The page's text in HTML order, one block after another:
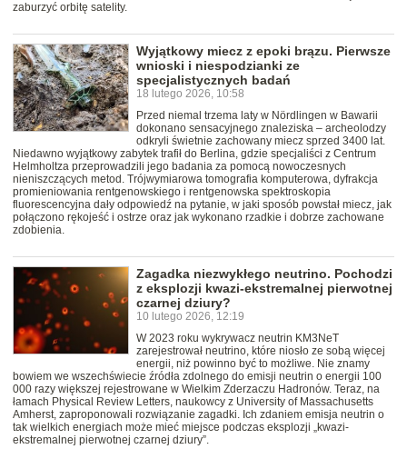
zaburzyć orbitę satelity.
Wyjątkowy miecz z epoki brązu. Pierwsze
wnioski i niespodzianki ze
specjalistycznych badań
18 lutego 2026, 10:58
Przed niemal trzema laty w Nördlingen w Bawarii
dokonano sensacyjnego znaleziska – archeolodzy
odkryli świetnie zachowany miecz sprzed 3400 lat.
Niedawno wyjątkowy zabytek trafił do Berlina, gdzie specjaliści z Centrum
Helmholtza przeprowadzili jego badania za pomocą nowoczesnych
nieniszczących metod. Trójwymiarowa tomografia komputerowa, dyfrakcja
promieniowania rentgenowskiego i rentgenowska spektroskopia
fluorescencyjna dały odpowiedź na pytanie, w jaki sposób powstał miecz, jak
połączono rękojeść i ostrze oraz jak wykonano rzadkie i dobrze zachowane
zdobienia.
Zagadka niezwykłego neutrino. Pochodzi
z eksplozji kwazi-ekstremalnej pierwotnej
czarnej dziury?
10 lutego 2026, 12:19
W 2023 roku wykrywacz neutrin KM3NeT
zarejestrował neutrino, które niosło ze sobą więcej
energii, niż powinno być to możliwe. Nie znamy
bowiem we wszechświecie źródła zdolnego do emisji neutrin o energii 100
000 razy większej rejestrowane w Wielkim Zderzaczu Hadronów. Teraz, na
łamach Physical Review Letters, naukowcy z University of Massachusetts
Amherst, zaproponowali rozwiązanie zagadki. Ich zdaniem emisja neutrin o
tak wielkich energiach może mieć miejsce podczas eksplozji „kwazi-
ekstremalnej pierwotnej czarnej dziury”.